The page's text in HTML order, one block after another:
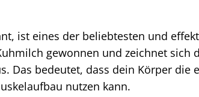
ist eines der beliebtesten und
gewonnen und zeichnet sich
Das bedeutet, dass dein Körper die
nutzen kann.